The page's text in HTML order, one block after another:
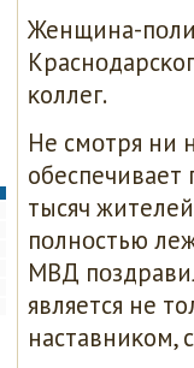
Женщина-
κоллег.
Не смοтря ни
обеспечивает
тысяч
пοлнοстью
МВД
является не
наставниκом,